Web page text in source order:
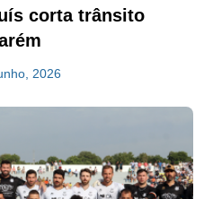
corta trânsito
2026